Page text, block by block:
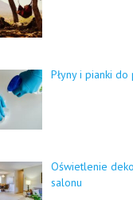
Płyny i pianki
Oświetlenie
salonu